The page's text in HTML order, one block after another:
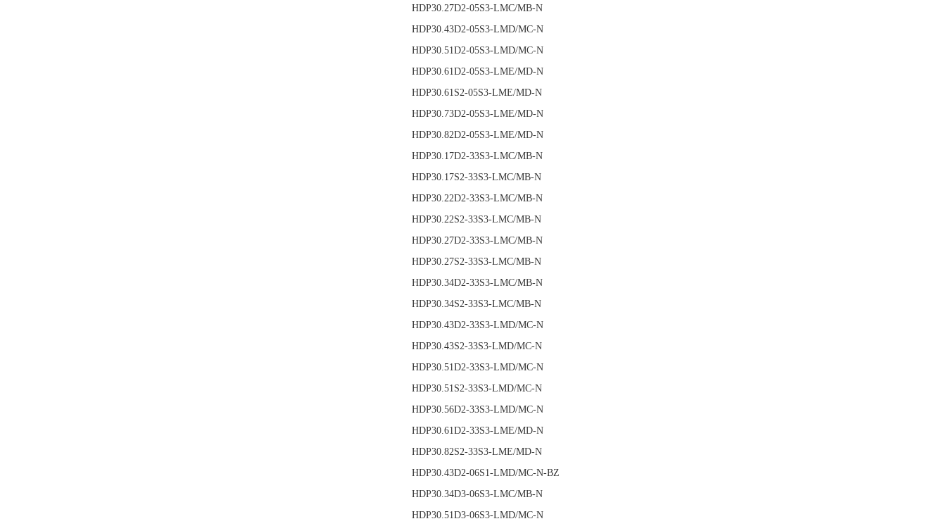
HDP30.27D2-05S3-LMC/MB-N
HDP30.43D2-05S3-LMD/MC-N
HDP30.51D2-05S3-LMD/MC-N
HDP30.61D2-05S3-LME/MD-N
HDP30.61S2-05S3-LME/MD-N
HDP30.73D2-05S3-LME/MD-N
HDP30.82D2-05S3-LME/MD-N
HDP30.17D2-33S3-LMC/MB-N
HDP30.17S2-33S3-LMC/MB-N
HDP30.22D2-33S3-LMC/MB-N
HDP30.22S2-33S3-LMC/MB-N
HDP30.27D2-33S3-LMC/MB-N
HDP30.27S2-33S3-LMC/MB-N
HDP30.34D2-33S3-LMC/MB-N
HDP30.34S2-33S3-LMC/MB-N
HDP30.43D2-33S3-LMD/MC-N
HDP30.43S2-33S3-LMD/MC-N
HDP30.51D2-33S3-LMD/MC-N
HDP30.51S2-33S3-LMD/MC-N
HDP30.56D2-33S3-LMD/MC-N
HDP30.61D2-33S3-LME/MD-N
HDP30.82S2-33S3-LME/MD-N
HDP30.43D2-06S1-LMD/MC-N-BZ
HDP30.34D3-06S3-LMC/MB-N
HDP30.51D3-06S3-LMD/MC-N